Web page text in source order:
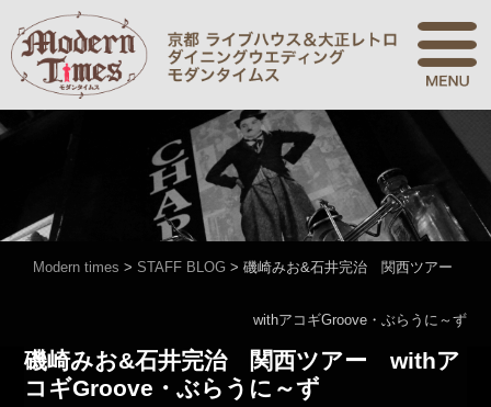
Modern times > STAFF BLOG > 磯崎みお&石井完治 関西ツアー
withアコギGroove・ぶらうに～ず
磯崎みお&石井完治 関西ツアー withア
コギGroove・ぶらうに～ず